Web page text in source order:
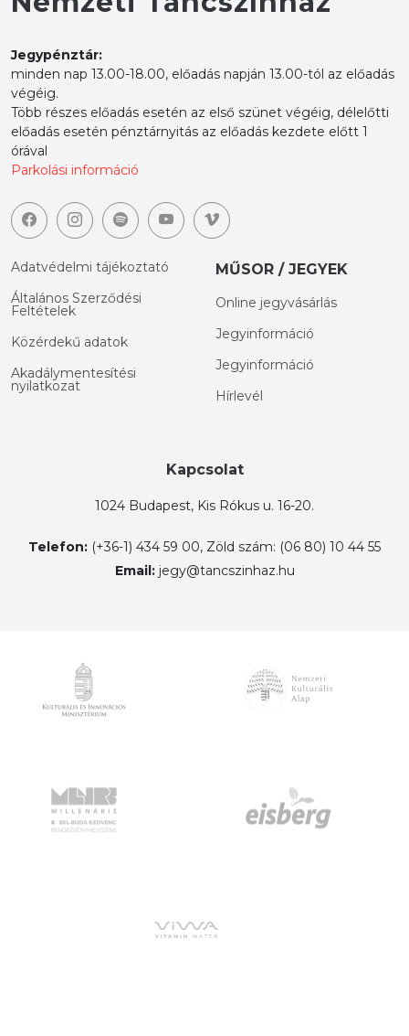
Jegypénztár:
minden nap 13.00-18.00, előadás napján 13.00-tól az előadás
végéig.
Több részes előadás esetén az első szünet végéig, délelőtti
előadás esetén pénztárnyitás az előadás kezdete előtt 1
órával
Parkolási információ
Adatvédelmi tájékoztató
Általános Szerződési
Feltételek
Közérdekű adatok
Akadálymentesítési
nyilatkozat
MŰSOR / JEGYEK
Online jegyvásárlás
Jegyinformáció
Jegyinformáció
Hírlevél
Kapcsolat
1024 Budapest, Kis Rókus u. 16-20.
Telefon: (+36-1) 434 59 00, Zöld szám: (06 80) 10 44 55
Email: jegy@tancszinhaz.hu